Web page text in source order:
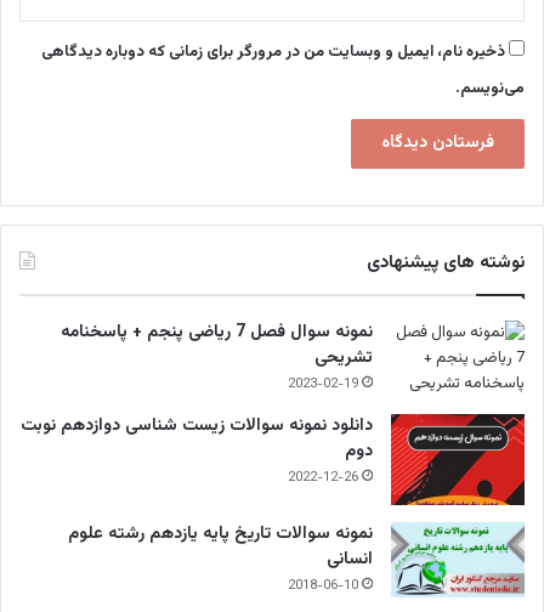
ذخیره نام، ایمیل و وبسایت من در مرورگر برای زمانی که دوباره دیدگاهی
می‌نویسم.
نوشته های پیشنهادی
نمونه سوال فصل 7 ریاضی پنجم + پاسخنامه
تشریحی
2023-02-19
دانلود نمونه سوالات زیست شناسی دوازدهم نوبت
دوم
2022-12-26
نمونه سوالات تاریخ پایه یازدهم رشته علوم
انسانی
2018-06-10